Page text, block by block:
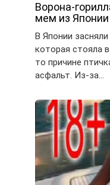
Ворона-
мем из
В Японии
которая стояла
то причине
асфальт. Из-за…